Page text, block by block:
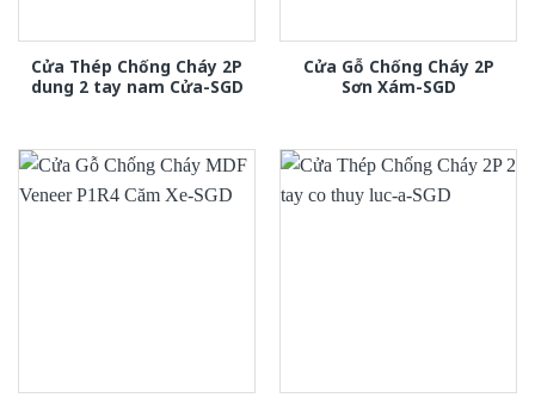
Cửa Thép Chống Cháy 2P
dung 2 tay nam Cửa-SGD
Cửa Gỗ Chống Cháy 2P
Sơn Xám-SGD